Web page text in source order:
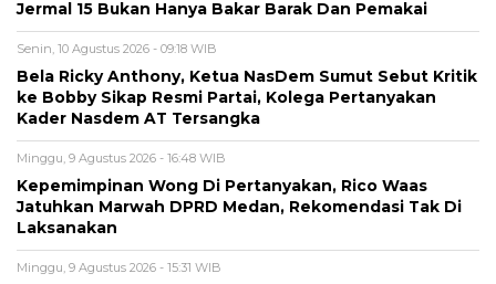
Jermal 15 Bukan Hanya Bakar Barak Dan Pemakai
Senin, 10 Agustus 2026 - 09:18 WIB
Bela Ricky Anthony, Ketua NasDem Sumut Sebut Kritik
ke Bobby Sikap Resmi Partai, Kolega Pertanyakan
Kader Nasdem AT Tersangka
Minggu, 9 Agustus 2026 - 16:48 WIB
Kepemimpinan Wong Di Pertanyakan, Rico Waas
Jatuhkan Marwah DPRD Medan, Rekomendasi Tak Di
Laksanakan
Minggu, 9 Agustus 2026 - 15:31 WIB